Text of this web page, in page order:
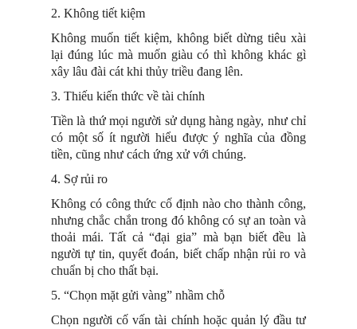
2. Không tiết kiệm
Không muốn tiết kiệm, không biết dừng tiêu xài
lại đúng lúc mà muốn giàu có thì không khác gì
xây lâu đài cát khi thủy triều đang lên.
3. Thiếu kiến thức về tài chính
Tiền là thứ mọi người sử dụng hàng ngày, như chỉ
có một số ít người hiểu được ý nghĩa của đồng
tiền, cũng như cách ứng xử với chúng.
4. Sợ rủi ro
Không có công thức cố định nào cho thành công,
nhưng chắc chắn trong đó không có sự an toàn và
thoải mái. Tất cả “đại gia” mà bạn biết đều là
người tự tin, quyết đoán, biết chấp nhận rủi ro và
chuẩn bị cho thất bại.
5. “Chọn mặt gửi vàng” nhầm chỗ
Chọn người cố vấn tài chính hoặc quản lý đầu tư